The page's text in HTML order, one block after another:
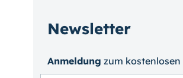
Newsletter
Anmeldung zum kosten­losen